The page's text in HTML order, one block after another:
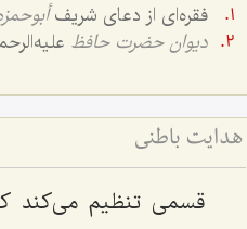
فقره‌اى از دعاى شريف
ديوان حضرت حافظ
هدایت باطنی
قسمی تنظیم می‌کند